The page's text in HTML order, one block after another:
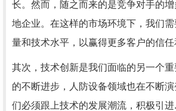
长。然而，随之而来的是竞争对手的
地企业。在这样的市场环境下，我们
量和技术水平，以赢得更多客户的信任
其次，技术创新是我们面临的另一个
的不断进步，人防设备领域也在不断
们必须跟上技术的发展潮流，积极引